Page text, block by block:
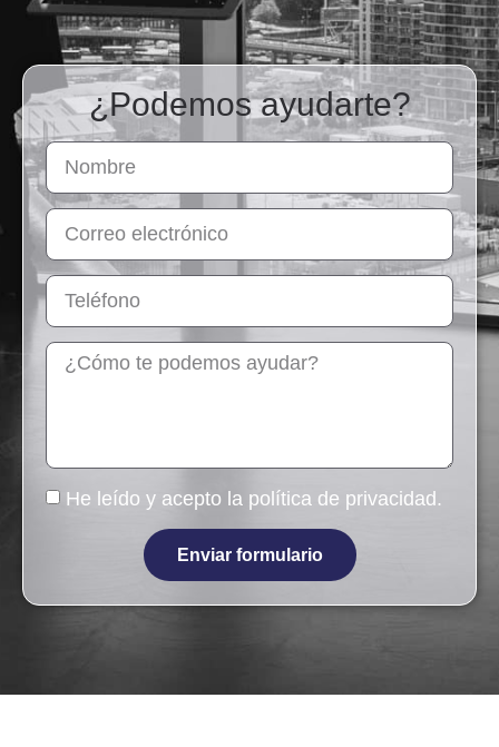
¿Podemos ayudarte?
He leído y acepto la política de privacidad .
Enviar formulario